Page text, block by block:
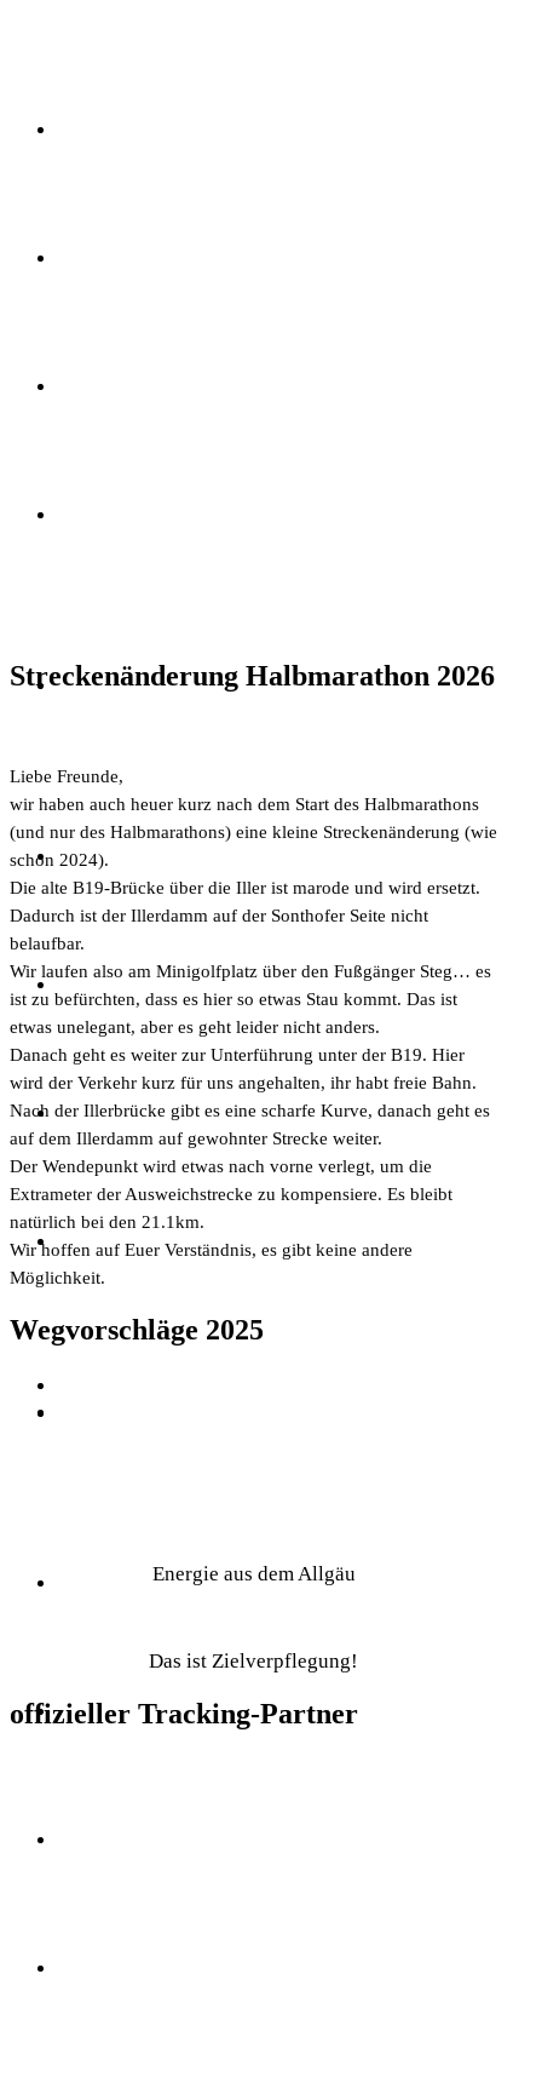
Streckenänderung Halbmarathon 2026
Liebe Freunde,
wir haben auch heuer kurz nach dem Start des Halbmarathons
(und nur des Halbmarathons) eine kleine Streckenänderung (wie
schon 2024).
Die alte B19-Brücke über die Iller ist marode und wird ersetzt.
Dadurch ist der Illerdamm auf der Sonthofer Seite nicht
belaufbar.
Wir laufen also am Minigolfplatz über den Fußgänger Steg… es
ist zu befürchten, dass es hier so etwas Stau kommt. Das ist
etwas unelegant, aber es geht leider nicht anders.
Danach geht es weiter zur Unterführung unter der B19. Hier
wird der Verkehr kurz für uns angehalten, ihr habt freie Bahn.
Nach der Illerbrücke gibt es eine scharfe Kurve, danach geht es
auf dem Illerdamm auf gewohnter Strecke weiter.
Der Wendepunkt wird etwas nach vorne verlegt, um die
Extrameter der Ausweichstrecke zu kompensiere. Es bleibt
natürlich bei den 21.1km.
Wir hoffen auf Euer Verständnis, es gibt keine andere
Möglichkeit.
Wegvorschläge 2025
Energie aus dem Allgäu
Das ist Zielverpflegung!
offizieller Tracking-Partner